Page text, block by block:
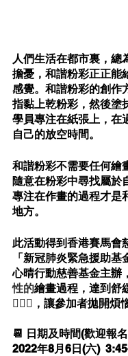
人們生活在都市裏，總
擔憂，和諧粉彩正正能
感覺。和諧粉彩的創作
指黏上乾粉彩，然後塗
學員專注在紙張上，在
自己的放空時間。
和諧粉彩不需要任何繪
隨意在粉彩中尋找屬於
專注在作畫的過程才是
地方。
此活動得到香港賽馬會
「新冠肺炎緊急援助基
心晴行動慈善基金主辦
性的繪畫過程，達到舒
💆🏻‍♀️，讓參加者拋開煩
📆 日期及時間(歡迎報
2022年8月6日(六)